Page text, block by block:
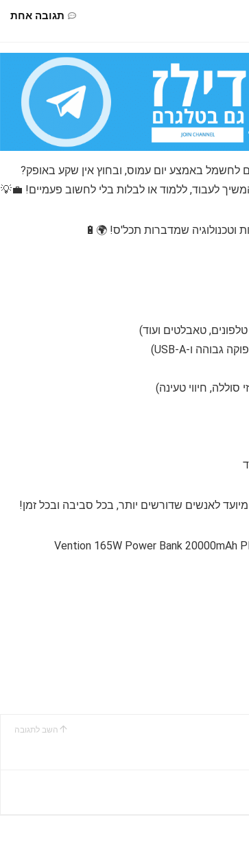
תגובה אחת
לחשמל באמצע יום עמוס, ובחוץ אין שקע באופק?
לעבוד, ללמוד או לבלות בלי לחשוב פעמיים! 💼💡
לאנשים שדורשים יותר, בכל סביבה ובכל זמן!
【CCC Certification】Vention 165W Power Bank
השב לתגובה